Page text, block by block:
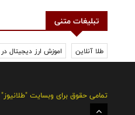
تبلیغات متنی
طلا آنلاین اموزش ارز دیجیتال
تمامی حقوق برای وبسایت